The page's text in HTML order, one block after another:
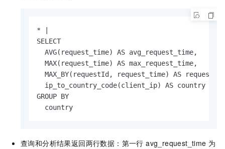
* |
SELECT
  AVG(request_time) AS avg_request_time,
  MAX(request_time) AS max_request_time,
  MAX_BY(requestId, request_time) AS requestId,
  ip_to_country_code(client_ip) AS country
GROUP BY
  country
查询和分析结果返回两行数据：第一行 avg_request_time 为